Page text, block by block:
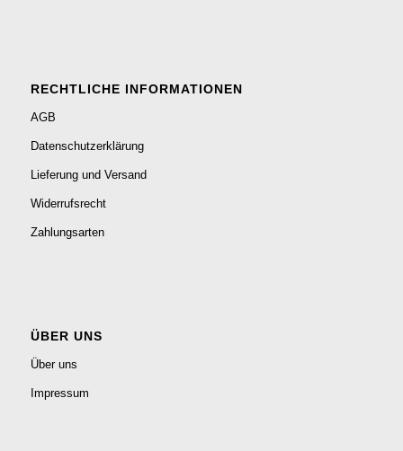
RECHTLICHE INFORMATIONEN
AGB
Datenschutzerklärung
Lieferung und Versand
Widerrufsrecht
Zahlungsarten
ÜBER UNS
Über uns
Impressum